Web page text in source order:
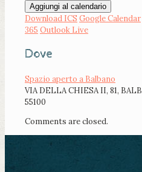
Aggiungi al calendario
Download ICS Google Calendar
365 Outlook Live
Dove
Spazio aperto a Balbano
VIA DELLA CHIESA II, 81,
55100
Comments are closed.